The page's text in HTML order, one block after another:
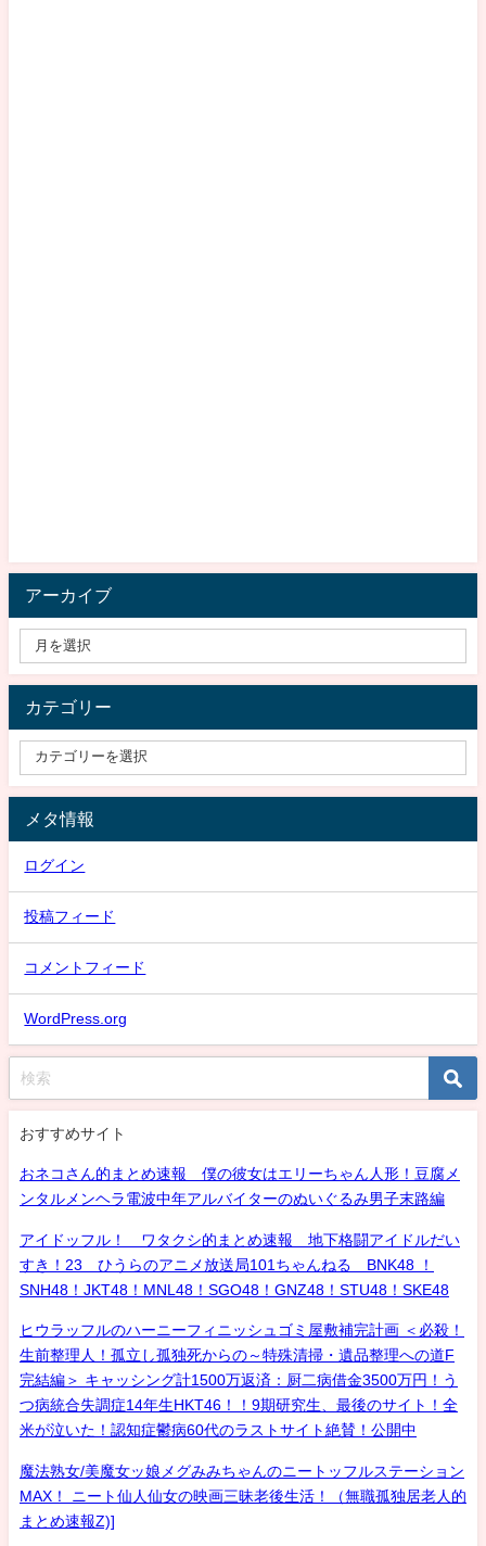
アーカイブ
カテゴリー
メタ情報
ログイン
投稿フィード
コメントフィード
WordPress.org
おすすめサイト
おネコさん的まとめ速報 僕の彼女はエリーちゃん人形！豆腐メ
ンタルメンヘラ電波中年アルバイターのぬいぐるみ男子末路編
アイドッフル！ ワタクシ的まとめ速報 地下格闘アイドルだい
すき！23 ひうらのアニメ放送局101ちゃんねる BNK48 ！
SNH48！JKT48！MNL48！SGO48！GNZ48！STU48！SKE48
ヒウラッフルのハーニーフィニッシュゴミ屋敷補完計画 ＜必殺！
生前整理人！孤立し孤独死からの～特殊清掃・遺品整理への道F
完結編＞ キャッシング計1500万返済：厨二病借金3500万円！う
つ病統合失調症14年生HKT46！！9期研究生、最後のサイト！全
米が泣いた！認知症鬱病60代のラストサイト絶賛！公開中
魔法熟女/美魔女ッ娘メグみみちゃんのニートッフルステーション
MAX！ ニート仙人仙女の映画三昧老後生活！（無職孤独居老人的
まとめ速報Z)]